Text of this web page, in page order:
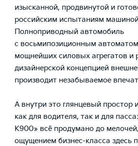
изысканной, продвинутой и
российским испытаниям
Полноприводный автомобиль
с восьмипозиционным
мощнейших силовых агрегатов и
дизайнерской концепцией
производит незабываемое
А внутри это глянцевый простор
как для водителя, так и для
К900» всё продумано до
ощущением бизнес-класса здесь